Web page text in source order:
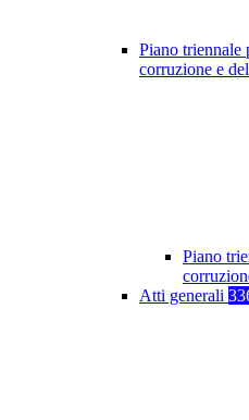
Piano triennale
corruzione e
Piano
Atti generali